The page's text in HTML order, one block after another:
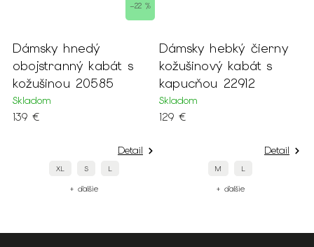
–22 %
Dámsky hnedý
obojstranný kabát s
kožušinou 20585
Skladom
139 €
Detail
XL S L
+ ďalšie
Dámsky hebký čierny
kožušinový kabát s
kapucňou 22912
Skladom
129 €
Detail
M L
+ ďalšie